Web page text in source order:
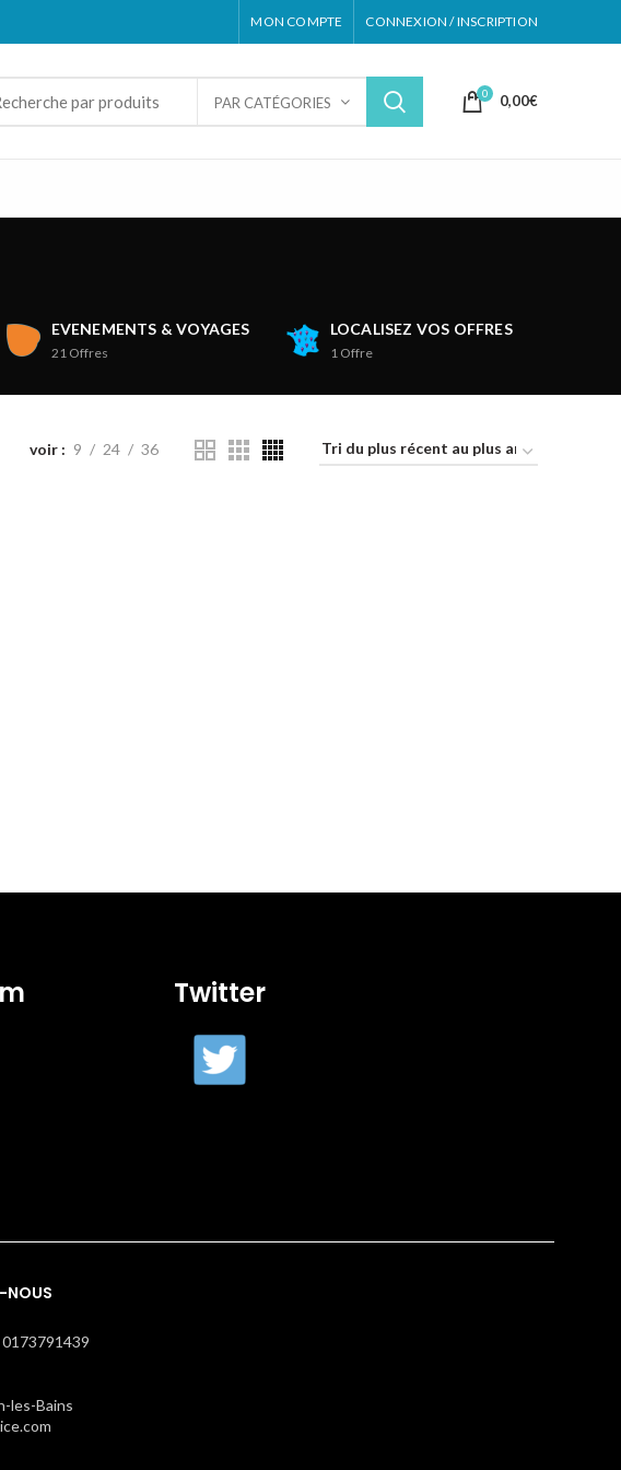
MON COMPTE CONNEXION / INSCRIPTION
PAR CATÉGORIES
0 0,00€
EVENEMENTS & VOYAGES
21 Offres
LOCALISEZ VOS OFFRES
1 Offre
voir 9 24 36
Twitter
NOUS
les-Bains